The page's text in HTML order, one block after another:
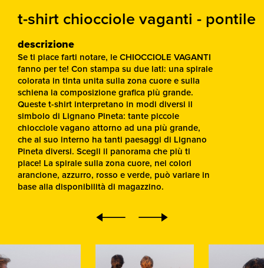
t-shirt chiocciole vaganti - pontile
descrizione
Se ti piace farti notare, le CHIOCCIOLE VAGANTI
fanno per te! Con stampa su due lati: una spirale
colorata in tinta unita sulla zona cuore e sulla
schiena la composizione grafica più grande.
Queste t-shirt interpretano in modi diversi il
simbolo di Lignano Pineta: tante piccole
chiocciole vagano attorno ad una più grande,
che al suo interno ha tanti paesaggi di Lignano
Pineta diversi. Scegli il panorama che più ti
piace! La spirale sulla zona cuore, nei colori
arancione, azzurro, rosso e verde, può variare in
base alla disponibilità di magazzino.